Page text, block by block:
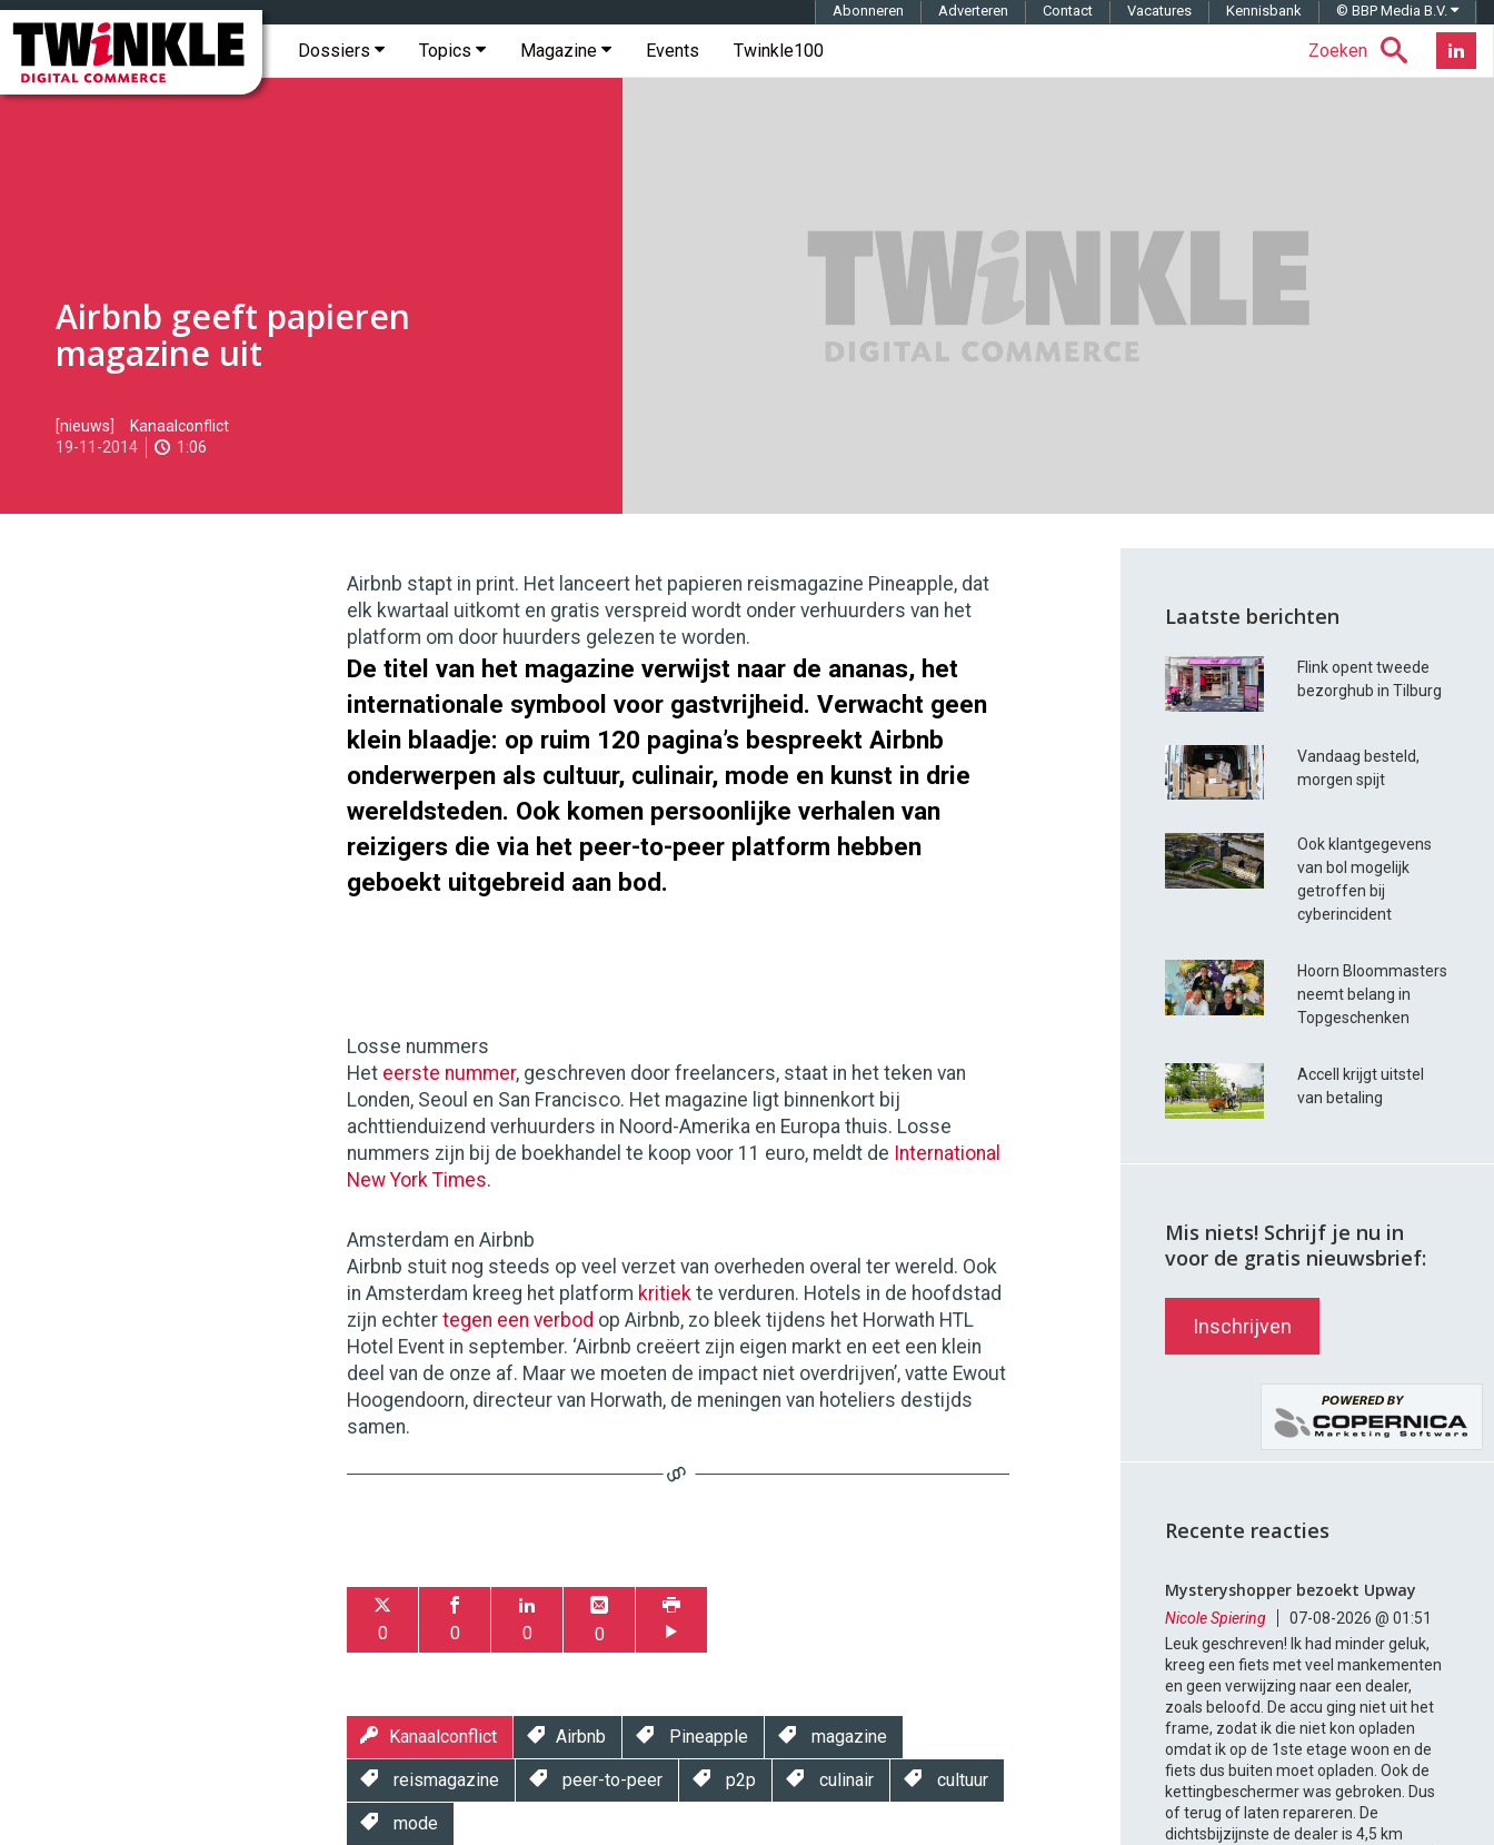
Twinkle
Digital
Commerce
Hoofdmenu Zoeken
Dossiers Topics Magazine Events Twinkle100
Topmenu Abonneren Adverteren Contact Vacatures Kennisbank © BBP Media B.V.
Airbnb geeft papieren
magazine uit
2014-
11-
11-
[nieuws]
Kanaalconflict
19-11-2014
1:06
Airbnb stapt in print. Het lanceert het papieren reismagazine Pineapple, dat
elk kwartaal uitkomt en gratis verspreid wordt onder verhuurders van het
platform om door huurders gelezen te worden.
De titel van het magazine verwijst naar de ananas, het
internationale symbool voor gastvrijheid. Verwacht geen
klein blaadje: op ruim 120 pagina’s bespreekt Airbnb
onderwerpen als cultuur, culinair, mode en kunst in drie
wereldsteden. Ook komen persoonlijke verhalen van
reizigers die via het peer-to-peer platform hebben
geboekt uitgebreid aan bod.
Losse nummers
Het eerste nummer, geschreven door freelancers, staat in het teken van
Londen, Seoul en San Francisco. Het magazine ligt binnenkort bij
achttienduizend verhuurders in Noord-Amerika en Europa thuis. Losse
nummers zijn bij de boekhandel te koop voor 11 euro, meldt de International
New York Times.
Amsterdam en Airbnb
Airbnb stuit nog steeds op veel verzet van overheden overal ter wereld. Ook
in Amsterdam kreeg het platform kritiek te verduren. Hotels in de hoofdstad
zijn echter tegen een verbod op Airbnb, zo bleek tijdens het Horwath HTL
Hotel Event in september. ‘Airbnb creëert zijn eigen markt en eet een klein
deel van de onze af. Maar we moeten de impact niet overdrijven’, vatte Ewout
Hoogendoorn, directeur van Horwath, de meningen van hoteliers destijds
samen.
0 0 0 0
Kanaalconflict Airbnb Pineapple magazine
reismagazine peer-to-peer p2p culinair cultuur
mode
Laatste berichten
Flink opent tweede
bezorghub in Tilburg
Vandaag besteld,
morgen spijt
Ook klantgegevens
van bol mogelijk
getroffen bij
cyberincident
Hoorn Bloommasters
neemt belang in
Topgeschenken
Accell krijgt uitstel
van betaling
Mis niets! Schrijf je nu in
voor de gratis nieuwsbrief:
Inschrijven
Recente reacties
Mysteryshopper bezoekt Upway
Nicole Spiering
07-08-2026 @ 01:51
Leuk geschreven! Ik had minder geluk,
kreeg een fiets met veel mankementen
en geen verwijzing naar een dealer,
zoals beloofd. De accu ging niet uit het
frame, zodat ik die niet kon opladen
omdat ik op de 1ste etage woon en de
fiets dus buiten moet opladen. Ook de
kettingbeschermer was gebroken. Dus
of terug of laten repareren. De
dichtsbijzijnste de dealer is 4,5 km